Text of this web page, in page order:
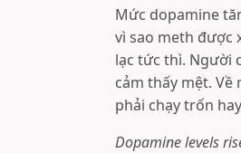
Mức dopamine
vì sao meth được
lạc tức thì. Người
cảm thấy mệt. Về
phải chạy trốn
Dopamine levels